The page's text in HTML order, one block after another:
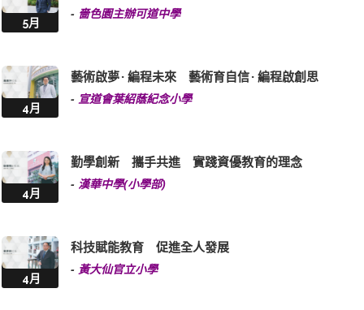
5月
- 嗇色園主辦可道中學
4月
藝術啟夢 · 編程未來 藝術育自信 · 編程啟創思
- 宣道會葉紹蔭紀念小學
4月
勤學創新 攜手共進 實踐資優教育的理念
- 漢華中學(小學部)
4月
科技賦能教育 促進全人發展
- 黃大仙官立小學